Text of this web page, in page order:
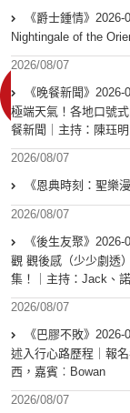
《爵士鍾情》
Nightingale of the
2026/08/07
《晚餐新聞》
極端天氣！各地口號
餐新聞｜主持：陳珏明
2026/08/07
《恩典時刻：聖樂
2026/08/07
《後生友聚》
觀 觀後感（少少劇透
集！｜主持：Jack、
2026/08/07
《巴膠不敗》
述入行心路歷程｜報
西，嘉賓︰Bowan
2026/08/07